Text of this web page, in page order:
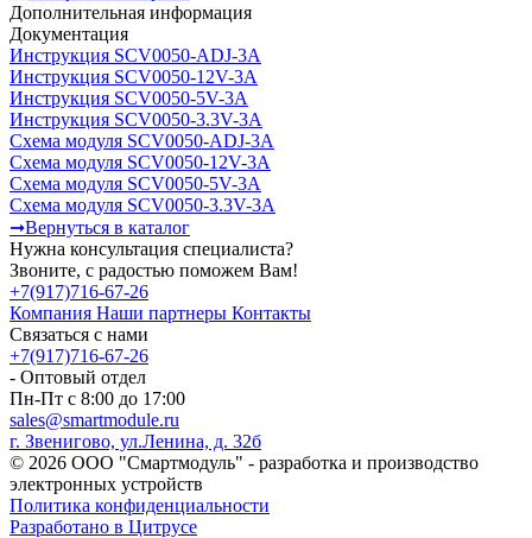
Дополнительная информация
Документация
Инструкция SCV0050-ADJ-3A
Инструкция SCV0050-12V-3A
Инструкция SCV0050-5V-3A
Инструкция SCV0050-3.3V-3A
Схема модуля SCV0050-ADJ-3A
Схема модуля SCV0050-12V-3A
Схема модуля SCV0050-5V-3A
Схема модуля SCV0050-3.3V-3A
➞Вернуться в каталог
Нужна консультация специалиста?
Звоните, с радостью поможем Вам!
+7(917)716-67-26
Компания Наши партнеры Контакты
Связаться с нами
+7(917)716-67-26
- Оптовый отдел
Пн-Пт с 8:00 до 17:00
sales@smartmodule.ru
г. Звенигово, ул.Ленина, д. 32б
© 2026 ООО "Смартмодуль" - разработка и производство
электронных устройств
Политика конфиденциальности
Разработано в Цитрусе